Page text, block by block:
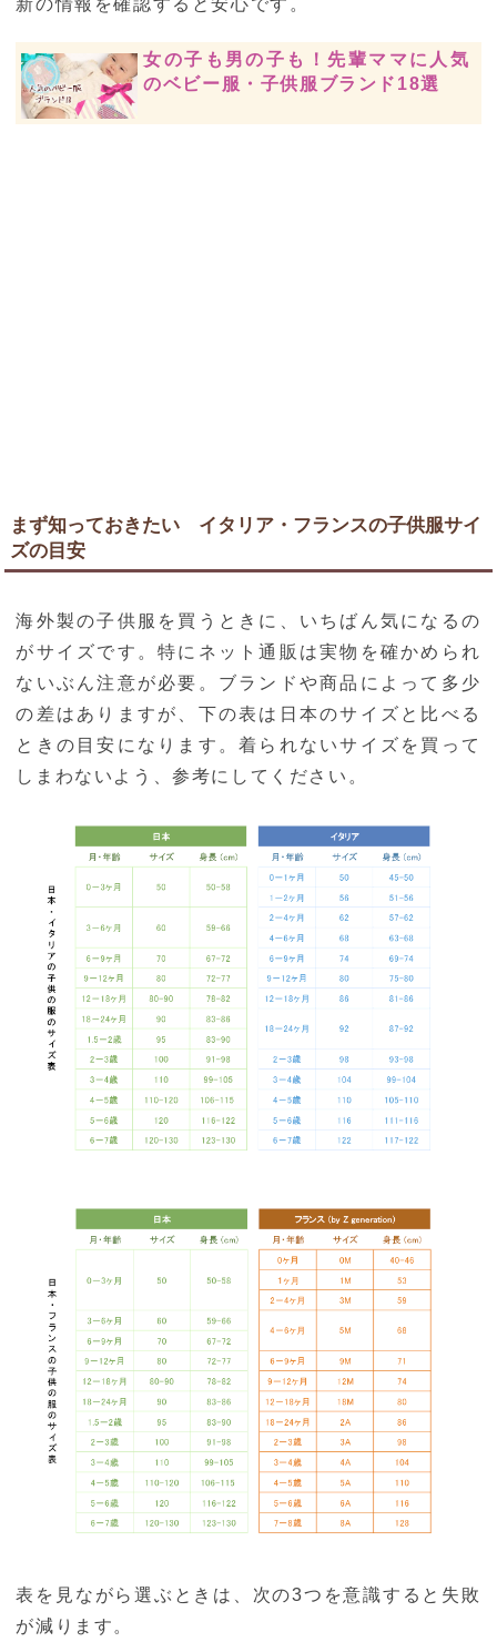
新の情報を確認すると安心です。
女の子も男の子も！先輩ママに人気
のベビー服・子供服ブランド18選
まず知っておきたい イタリア・フランスの子供服サイ
ズの目安
海外製の子供服を買うときに、いちばん気になるの
がサイズです。特にネット通販は実物を確かめられ
ないぶん注意が必要。ブランドや商品によって多少
の差はありますが、下の表は日本のサイズと比べる
ときの目安になります。着られないサイズを買って
しまわないよう、参考にしてください。
表を見ながら選ぶときは、次の3つを意識すると失敗
が減ります。